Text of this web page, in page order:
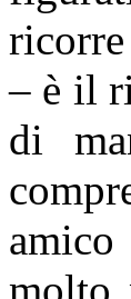
– è il
di
amico
molto